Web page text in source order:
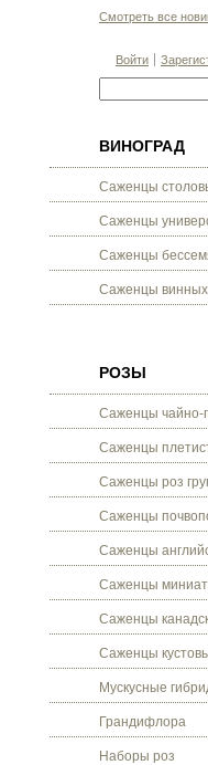
Смотреть все
Войти
ВИНОГРАД
Саженцы
Саженцы
Саженцы
Саженцы винных
РОЗЫ
Саженцы чайно-
Саженцы
Саженцы роз
Саженцы
Саженцы
Саженцы
Саженцы
Саженцы
Мускусные
Грандифлора
Наборы роз